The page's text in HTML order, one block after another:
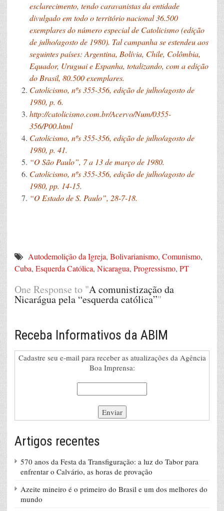
esclarecimento, tendo caravanistas da entidade
divulgado em todo o território nacional 36.500
exemplares do número especial de Catolicismo (edição
de julho/agosto de 1980). Tal campanha se estendeu aos
seguintes países: Argentina, Bolívia, Chile, Colômbia,
Equador, Uruguai e Espanha, totalizando, com a edição
do Brasil, 80.500 exemplares.
Catolicismo, nºs 355-356, edição de julho/agosto de
1980, p. 6.
http://catolicismo.com.br/Acervo/Num/0355-
356/P00.html
Catolicismo, nºs 355-356, edição de julho/agosto de
1980, p. 41.
“O São Paulo”, 7 a 13 de março de 1980.
Catolicismo, nºs 355-356, edição de julho/agosto de
1980, pp. 14-15.
“O Estado de S. Paulo”, 28-7-18.
Autodemolição da Igreja, Bolivarianismo, Comunismo,
Cuba, Esquerda Católica, Nicaragua, Progressismo, PT
One Response to "A comunistização da
Nicarágua pela “esquerda católica”"
Receba Informativos da ABIM
Cadastre seu e-mail para receber as atualizações da Agência
Boa Imprensa:
Artigos recentes
570 anos da Festa da Transfiguração: a luz do Tabor para
enfrentar o Calvário, as horas de provação
Azeite mineiro é o primeiro do Brasil e um dos melhores do
mundo